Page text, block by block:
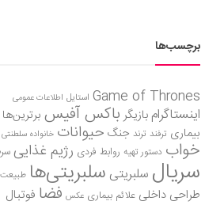
برچسب‌ها
Game of Thrones استایل اطلاعات عمومی
اینستاگرام بازیگر باکس آفیس برترین‌ها
بیماری ترفند ترند جنگ حیوانات خانواده سلطنتی
خواب دستور تهیه روابط فردی رژیم غذایی
سریال سلبریتی سلبریتی‌ها طبیعت
طراحی داخلی علائم بیماری عکس فضا فوتبال